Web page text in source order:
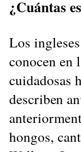
¿Cuántas
Los
conocen en
cuidadosas
describen
hongos,